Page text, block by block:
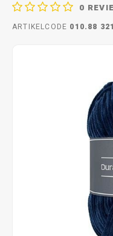
0
ARTIKELCODE 010.88 321